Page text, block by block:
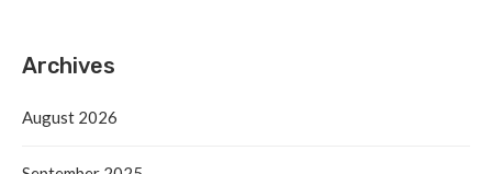
Archives
August 2026